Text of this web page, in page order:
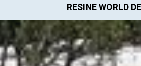
RESINE WORLD